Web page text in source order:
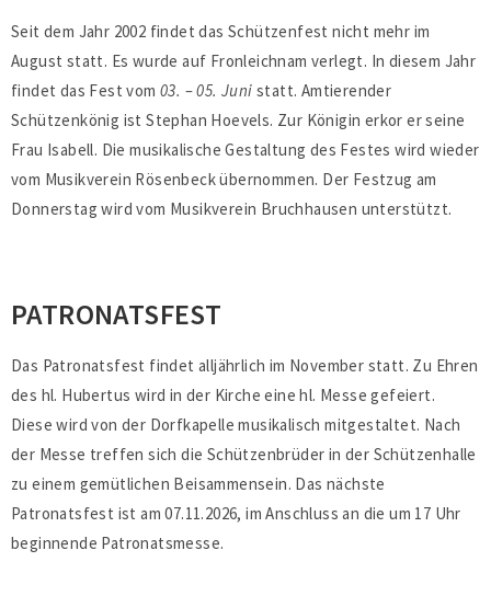
Seit dem Jahr 2002 findet das Schützenfest nicht mehr im
August statt. Es wurde auf Fronleichnam verlegt. In diesem Jahr
findet das Fest vom03. – 05. Junistatt. Amtierender
Schützenkönig ist Stephan Hoevels. Zur Königin erkor er seine
Frau Isabell. Die musikalische Gestaltung des Festes wird wieder
vom Musikverein Rösenbeck übernommen. Der Festzug am
Donnerstag wird vom Musikverein Bruchhausen unterstützt.
PATRONATSFEST
Das Patronatsfest findet alljährlich im November statt. Zu Ehren
des hl. Hubertus wird in der Kirche eine hl. Messe gefeiert.
Diese wird von der Dorfkapelle musikalisch mitgestaltet. Nach
der Messe treffen sich die Schützenbrüder in der Schützenhalle
zu einem gemütlichen Beisammensein. Das nächste
Patronatsfest ist am 07.11.2026, im Anschluss an die um 17 Uhr
beginnende Patronatsmesse.